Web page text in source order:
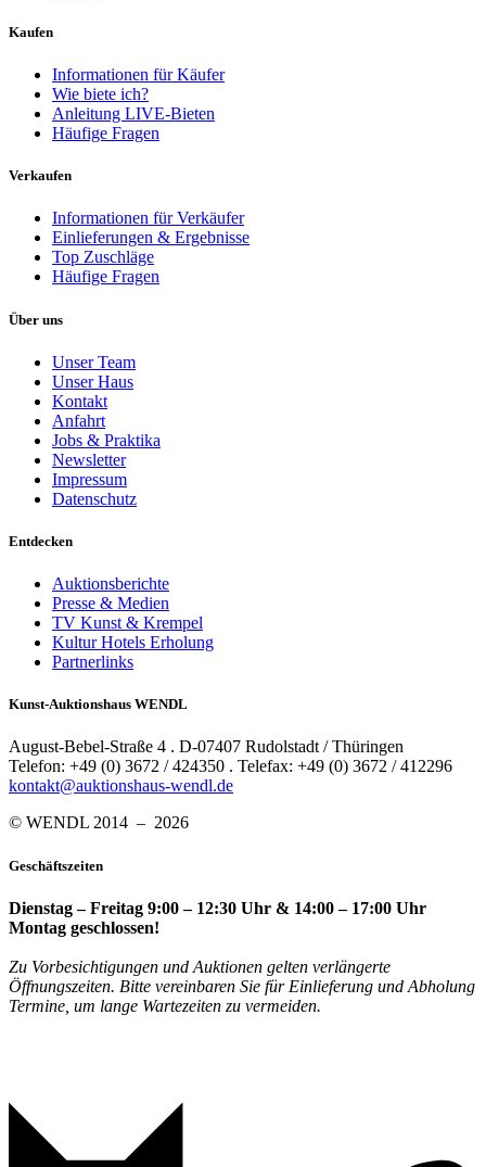
Kaufen
Informationen für Käufer
Wie biete ich?
Anleitung LIVE-Bieten
Häufige Fragen
Verkaufen
Informationen für Verkäufer
Einlieferungen & Ergebnisse
Top Zuschläge
Häufige Fragen
Über uns
Unser Team
Unser Haus
Kontakt
Anfahrt
Jobs & Praktika
Newsletter
Impressum
Datenschutz
Entdecken
Auktionsberichte
Presse & Medien
TV Kunst & Krempel
Kultur Hotels Erholung
Partnerlinks
Kunst-Auktionshaus WENDL
August-Bebel-Straße 4 . D-07407 Rudolstadt / Thüringen
Telefon: +49 (0) 3672 / 424350 . Telefax: +49 (0) 3672 / 412296
kontakt@auktionshaus-wendl.de
© WENDL 2014 – 2026
Geschäftszeiten
Dienstag – Freitag 9:00 – 12:30 Uhr & 14:00 – 17:00 Uhr
Montag geschlossen!
Zu Vorbesichtigungen und Auktionen gelten verlängerte
Öffnungszeiten. Bitte vereinbaren Sie für Einlieferung und Abholung
Termine, um lange Wartezeiten zu vermeiden.